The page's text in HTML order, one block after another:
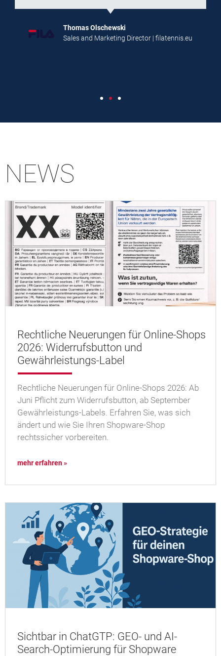
Thomas Olschewski
Sales and Marketing Director | filatennis.eu
NEWS
Rechtliche Neuerungen für Online-Shops
2026: Widerrufsbutton und
Gewährleistungs-Label
Rechtliche Neuerungen für Online-Shops 2026: Ab
Juni Pflicht zum Widerrufsbutton, ab September
Gewährleistungs-Labels. Erfahren Sie, was sich
ändert und wie Sie Ihren Shopware-Shop
rechtssicher vorbereiten.
mehr erfahren »
Sichtbar in ChatGTP: GEO- und AI-
Search-Optimierung für Shopware